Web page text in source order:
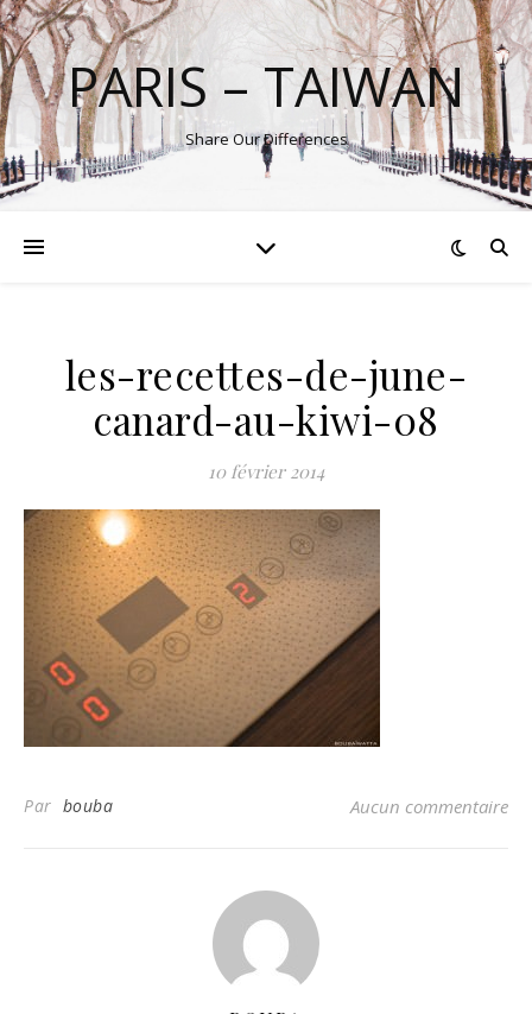
PARIS – TAIWAN
Share Our Differences
les-recettes-de-june-
canard-au-kiwi-08
10 février 2014
Par bouba Aucun commentaire